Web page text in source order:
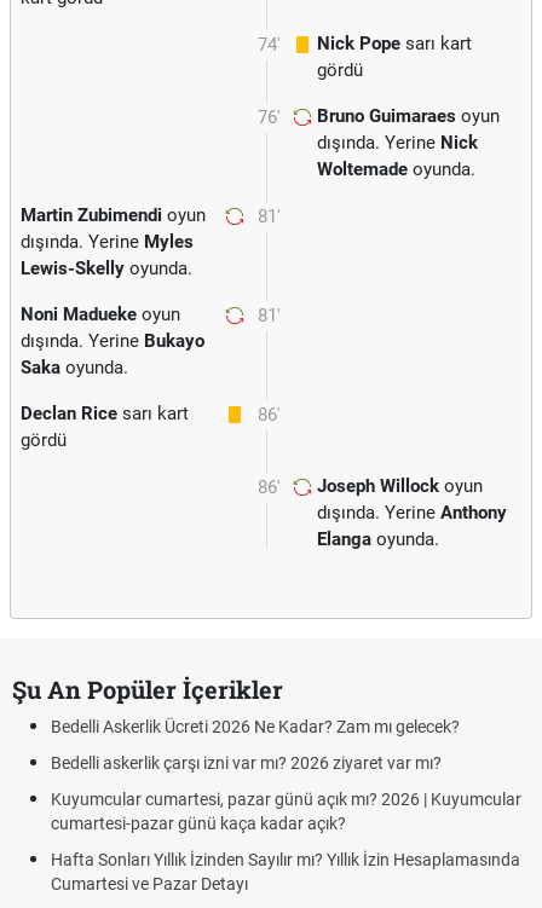
74' Nick Pope sarı kart
gördü
76' Bruno Guimaraes oyun
dışında. Yerine Nick
Woltemade oyunda.
81'
Martin Zubimendi oyun
dışında. Yerine Myles
Lewis-Skelly oyunda.
81'
Noni Madueke oyun
dışında. Yerine Bukayo
Saka oyunda.
86'
Declan Rice sarı kart
gördü
86' Joseph Willock oyun
dışında. Yerine Anthony
Elanga oyunda.
Şu An Popüler İçerikler
Bedelli Askerlik Ücreti 2026 Ne Kadar? Zam mı gelecek?
Bedelli askerlik çarşı izni var mı? 2026 ziyaret var mı?
Kuyumcular cumartesi, pazar günü açık mı? 2026 | Kuyumcular
cumartesi-pazar günü kaça kadar açık?
Hafta Sonları Yıllık İzinden Sayılır mı? Yıllık İzin Hesaplamasında
Cumartesi ve Pazar Detayı